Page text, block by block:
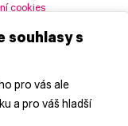
souhlasy s
pro vás ale
a pro váš hladší
cookies